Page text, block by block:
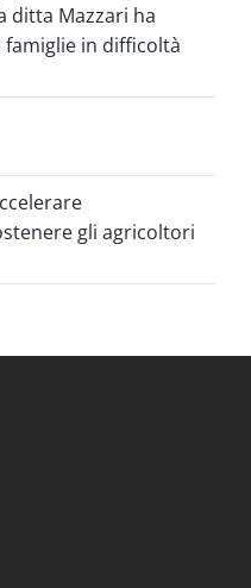
ditta Mazzari ha
in difficoltà
gli agricoltori